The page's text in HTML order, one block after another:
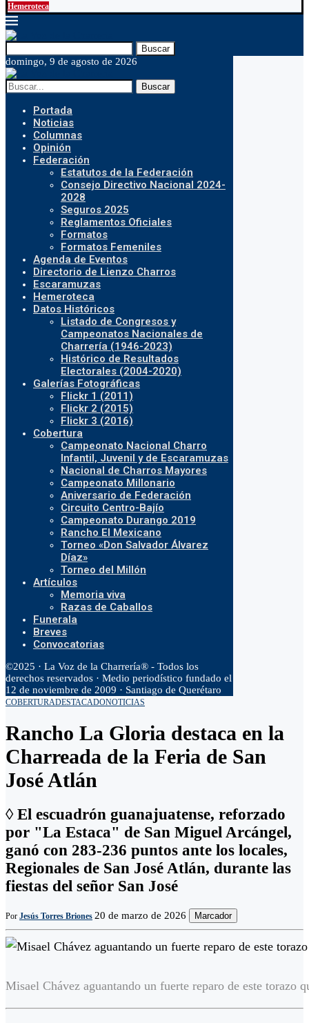
Hemeroteca
Buscar
domingo, 9 de agosto de 2026
Buscar
Portada
Noticias
Columnas
Opinión
Federación
Estatutos de la Federación
Consejo Directivo Nacional 2024-
2028
Seguros 2025
Reglamentos Oficiales
Formatos
Formatos Femeniles
Agenda de Eventos
Directorio de Lienzo Charros
Escaramuzas
Hemeroteca
Datos Históricos
Listado de Congresos y
Campeonatos Nacionales de
Charrería (1946-2023)
Histórico de Resultados
Electorales (2004-2020)
Galerías Fotográficas
Flickr 1 (2011)
Flickr 2 (2015)
Flickr 3 (2016)
Cobertura
Campeonato Nacional Charro
Infantil, Juvenil y de Escaramuzas
Nacional de Charros Mayores
Campeonato Millonario
Aniversario de Federación
Circuito Centro-Bajío
Campeonato Durango 2019
Rancho El Mexicano
Torneo «Don Salvador Álvarez
Díaz»
Torneo del Millón
Artículos
Memoria viva
Razas de Caballos
Funerala
Breves
Convocatorias
©2025 · La Voz de la Charrería® - Todos los
derechos reservados · Medio periodístico fundado el
12 de noviembre de 2009 · Santiago de Querétaro
COBERTURADESTACADONOTICIAS
Rancho La Gloria destaca en la
Charreada de la Feria de San
José Atlán
◊ El escuadrón guanajuatense, reforzado
por "La Estaca" de San Miguel Arcángel,
ganó con 283-236 puntos ante los locales,
Regionales de San José Atlán, durante las
fiestas del señor San José
Por Jesús Torres Briones 20 de marzo de 2026 Marcador
Misael Chávez aguantando un fuerte reparo de este torazo